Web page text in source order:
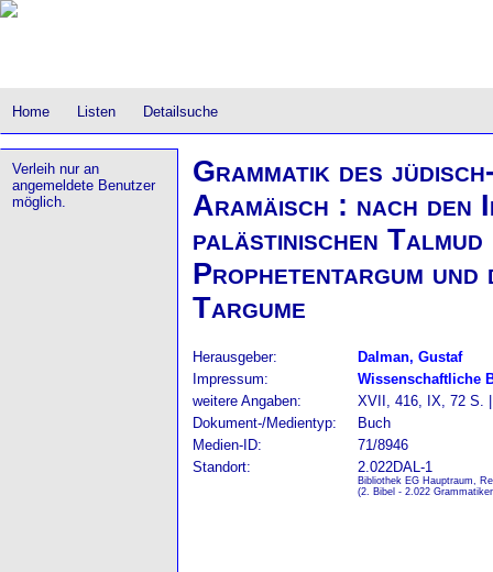
Home Listen Detailsuche
Verleih nur an
angemeldete Benutzer
möglich.
Grammatik des
Aramäisch : nach den
palästinischen
Prophetentargum und
Targume
Herausgeber:
Dalman, Gustaf
Impressum:
Wissenschaftliche
weitere Angaben:
XVII, 416, IX, 72 S.
Dokument-/Medientyp:
Buch
Medien-ID:
71/8946
Standort:
2.022DAL-1
Bibliothek EG Hauptraum,
(2. Bibel - 2.022